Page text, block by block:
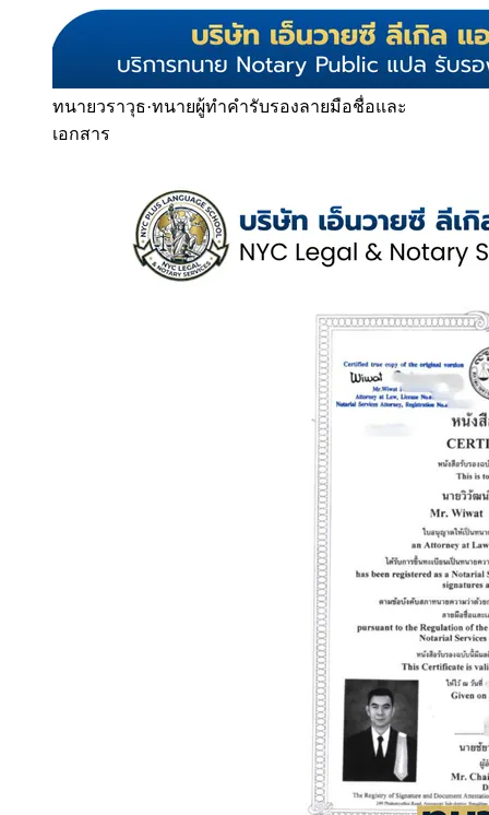
ทนายวราวุธ·ทนายผู้ทำคำรับรองลายมือชื่อและ
เอกสาร